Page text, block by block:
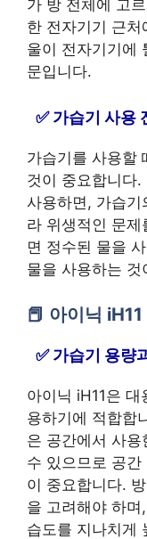
가 방 전체에 고
한 전자기기 근
울이 전자기기에
문입니다.
가습기 사용
가습기를 사용할
것이 중요합니다
사용하면, 가습기
라 위생적인 문
면 정수된 물을
물을 사용하는
아이닉
가습기 용량
아이닉 iH11은
용하기에 적합합
은 공간에서 사
수 있으므로 공
이 중요합니다.
을 고려해야 하
습도를 지나치게